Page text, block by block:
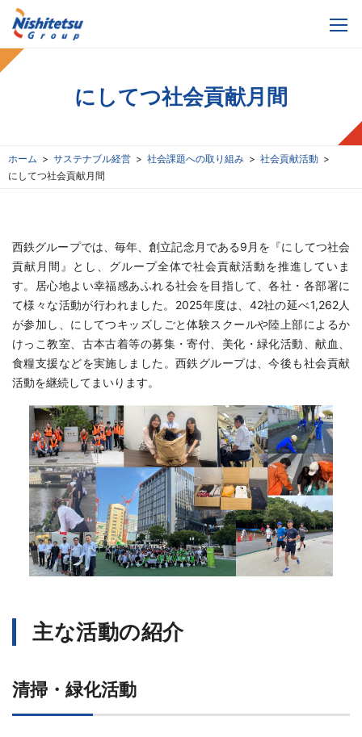
にしてつ社会貢献月間
ホーム サステナブル経営 社会課題への取り組み
社会貢献活動
にしてつ社会貢献月間
西鉄グループでは、毎年、創立記念月である9月を『にしてつ社会
貢献月間』とし、グループ全体で社会貢献活動を推進していま
す。居心地よい幸福感あふれる社会を目指して、各社・各部署に
て様々な活動が行われました。2025年度は、42社の延べ1,262人
が参加し、にしてつキッズしごと体験スクールや陸上部によるか
けっこ教室、古本古着等の募集・寄付、美化・緑化活動、献血、
食糧支援などを実施しました。西鉄グループは、今後も社会貢献
活動を継続してまいります。
主な活動の紹介
清掃・緑化活動